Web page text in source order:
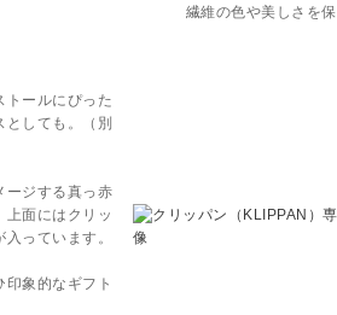
繊維の色や美しさを保
トールにぴった
としても。（別
ージする真っ赤
上面にはクリッ
っています。
象的なギフト